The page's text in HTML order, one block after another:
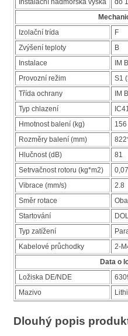
Izolační trída
F
Zvýšení teploty
B
Instalace
IM
Provozní režim
S1
Třída ochrany
IM
Typ chlazení
Hmotnost balení (kg)
156
Rozměry balení (mm)
Hlučnost (dB)
81
Setrvačnost rotoru (kg*m2)
Vibrace (mm/s)
2.8
Směr rotace
Oba
Startování
Typ zatížení
Kabelové průchodky
2-
Data o
Ložiska DE/NDE
Mazivo
Dlouhý popis